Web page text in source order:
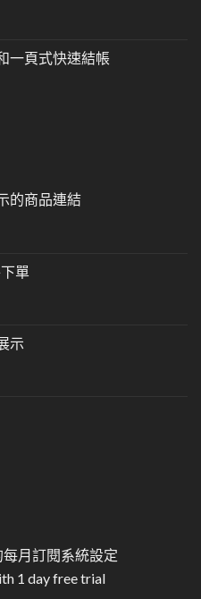
一頁式快速結帳
的商品連結
單
示
月訂閱系統設定
1 day free trial